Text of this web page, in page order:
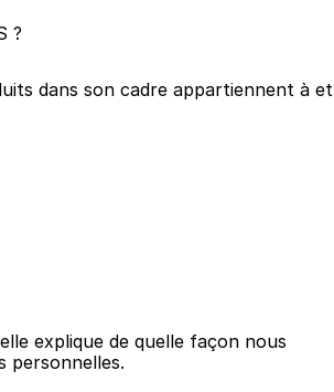
?
dans son cadre appartiennent à et
explique de quelle façon nous
personnelles.